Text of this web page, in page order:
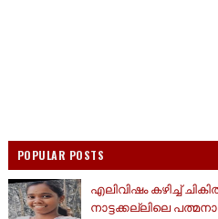
POPULAR POSTS
എലിവിഷം കഴിച്ച്
നാട്ടക്കല്ലിലെ